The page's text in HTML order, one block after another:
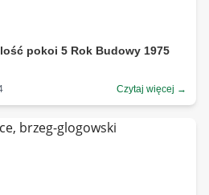
pokoi 5 Rok Budowy 1975
Czytaj więcej →